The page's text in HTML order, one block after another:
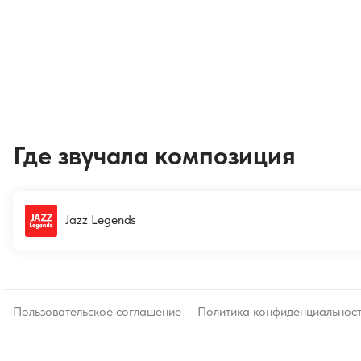
Где звучала композиция
Jazz Legends
Пользовательское соглашение Политика